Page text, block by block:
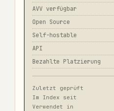
AVV verfügbar
Open Source
Self-hostable
API
Bezahlte Platzierung
Zuletzt geprüft
Im Index seit
Verwendet in